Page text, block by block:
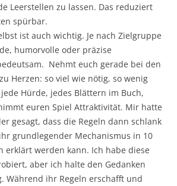
Leerstellen zu lassen. Das reduziert
spürbar.
ist auch wichtig. Je nach Zielgruppe
humorvolle oder präzise
Nehmt euch gerade bei den
Herzen: so viel wie nötig, so wenig
Hürde, jedes Blättern im Buch,
euren Spiel Attraktivität. Mir hatte
gesagt, dass die Regeln dann schlank
grundlegender Mechanismus in 10
erklärt werden kann. Ich habe diese
aber ich halte den Gedanken
Während ihr Regeln erschafft und